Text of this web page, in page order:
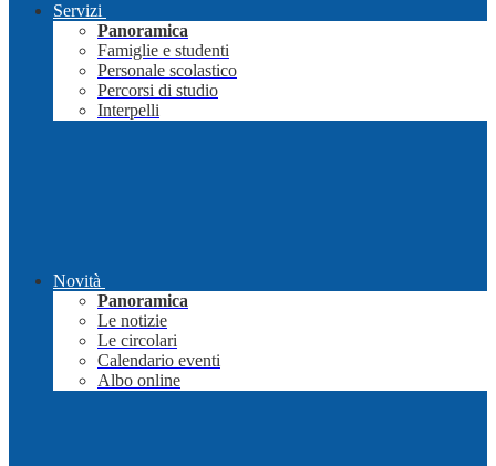
Servizi
Panoramica
Famiglie e studenti
Personale scolastico
Percorsi di studio
Interpelli
Novità
Panoramica
Le notizie
Le circolari
Calendario eventi
Albo online